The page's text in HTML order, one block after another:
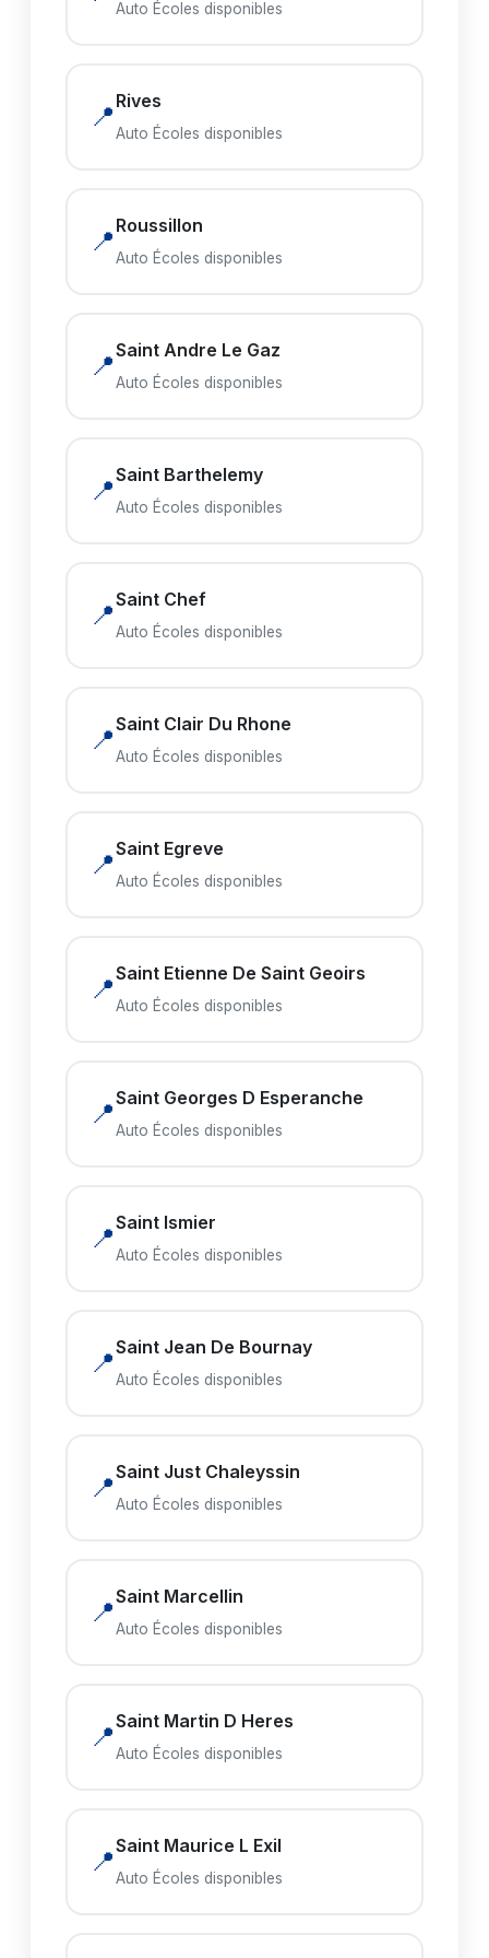
Auto Écoles disponibles
📍 Rives
Auto Écoles disponibles
📍 Roussillon
Auto Écoles disponibles
📍Saint Andre Le Gaz
Auto Écoles disponibles
📍Saint Barthelemy
Auto Écoles disponibles
📍Saint Chef
Auto Écoles disponibles
📍Saint Clair Du Rhone
Auto Écoles disponibles
📍Saint Egreve
Auto Écoles disponibles
📍Saint Etienne De Saint Geoirs
Auto Écoles disponibles
📍Saint Georges D Esperanche
Auto Écoles disponibles
📍Saint Ismier
Auto Écoles disponibles
📍Saint Jean De Bournay
Auto Écoles disponibles
📍Saint Just Chaleyssin
Auto Écoles disponibles
📍Saint Marcellin
Auto Écoles disponibles
📍Saint Martin D Heres
Auto Écoles disponibles
📍Saint Maurice L Exil
Auto Écoles disponibles